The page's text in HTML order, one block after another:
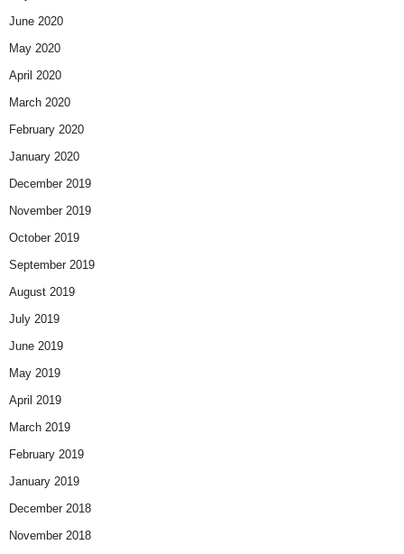
June 2020
May 2020
April 2020
March 2020
February 2020
January 2020
December 2019
November 2019
October 2019
September 2019
August 2019
July 2019
June 2019
May 2019
April 2019
March 2019
February 2019
January 2019
December 2018
November 2018